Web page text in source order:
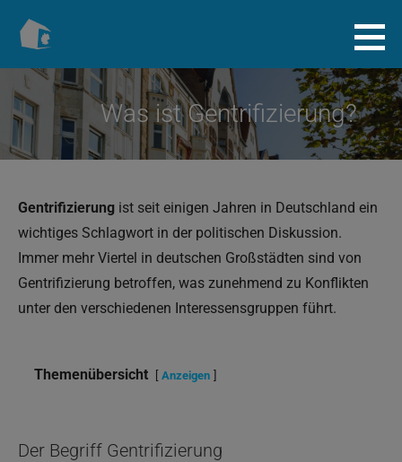
Inhalt
Baugenossenschaft.info
Was ist Gentrifizierung?
Gentrifizierung ist seit einigen Jahren in Deutschland ein
wichtiges Schlagwort in der politischen Diskussion.
Immer mehr Viertel in deutschen Großstädten sind von
Gentrifizierung betroffen, was zunehmend zu Konflikten
unter den verschiedenen Interessensgruppen führt.
Themenübersicht Anzeigen
Der Begriff Gentrifizierung